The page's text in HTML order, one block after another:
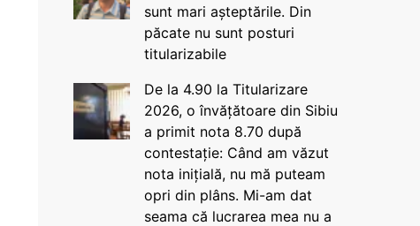
sunt mari așteptările. Din
păcate nu sunt posturi
titularizabile
De la 4.90 la Titularizare
2026, o învățătoare din Sibiu
a primit nota 8.70 după
contestație: Când am văzut
nota inițială, nu mă puteam
opri din plâns. Mi-am dat
seama că lucrarea mea nu a